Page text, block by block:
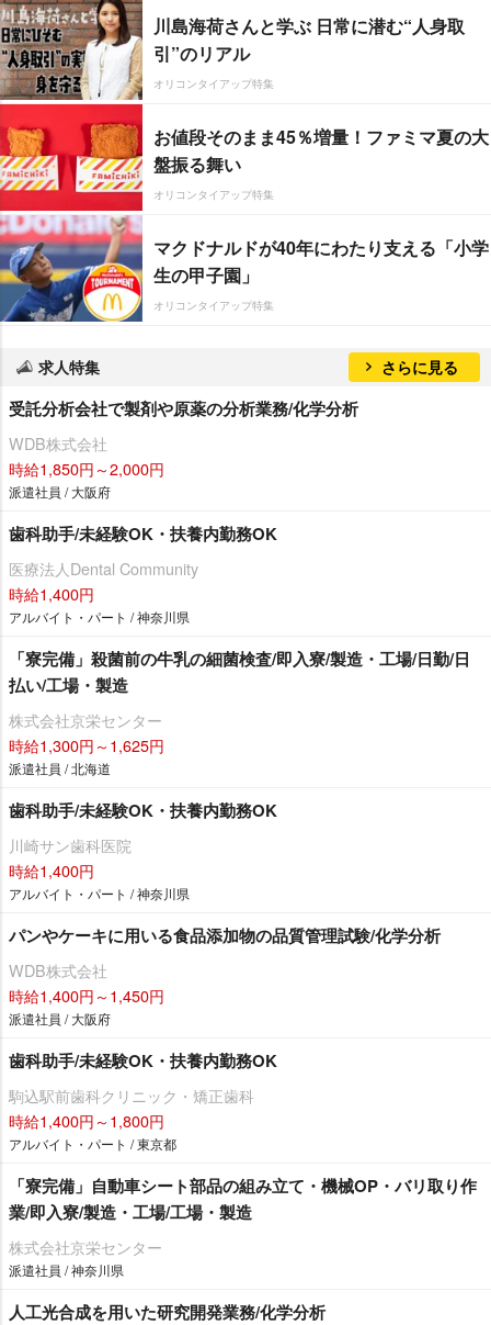
川島海荷さんと学ぶ 日常に潜む“人身取
引”のリアル
オリコンタイアップ特集
お値段そのまま45％増量！ファミマ夏の大
盤振る舞い
オリコンタイアップ特集
マクドナルドが40年にわたり支える「小学
生の甲子園」
オリコンタイアップ特集
求人特集 さらに見る
受託分析会社で製剤や原薬の分析業務/化学分析
WDB株式会社
時給1,850円～2,000円
派遣社員 / 大阪府
歯科助手/未経験OK・扶養内勤務OK
医療法人Dental Community
時給1,400円
アルバイト・パート / 神奈川県
「寮完備」殺菌前の牛乳の細菌検査/即入寮/製造・工場/日勤/日
払い/工場・製造
株式会社京栄センター
時給1,300円～1,625円
派遣社員 / 北海道
歯科助手/未経験OK・扶養内勤務OK
川崎サン歯科医院
時給1,400円
アルバイト・パート / 神奈川県
パンやケーキに用いる食品添加物の品質管理試験/化学分析
WDB株式会社
時給1,400円～1,450円
派遣社員 / 大阪府
歯科助手/未経験OK・扶養内勤務OK
駒込駅前歯科クリニック・矯正歯科
時給1,400円～1,800円
アルバイト・パート / 東京都
「寮完備」自動車シート部品の組み立て・機械OP・バリ取り作
業/即入寮/製造・工場/工場・製造
株式会社京栄センター
派遣社員 / 神奈川県
人工光合成を用いた研究開発業務/化学分析